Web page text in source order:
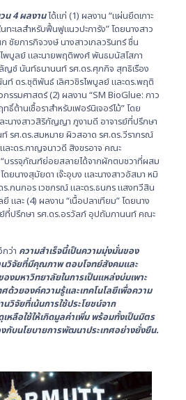
น 4 ผลงานได้แก่ (1) ผลงาน “แผ่นยึดเกาะ
ะเลสำหรับฟื้นฟูแนวปะการัง” โดยนางสาว
ยการกิจวงษ์ นางสาวเกลวรินทร์ ชื่น
พบูลย์ และนายพฤติพงศ์ พันธมนัสโสภา
ญช์ นันท์ธนานนท์ รศ.ดร.ศุภกิจ สุทธิเรือง
ท์ ดร.ชุติพันธ์ เลิศวชิรไพบูลย์ และดร.พฤติ
รมศาสตร์ (2) ผลงาน “SM BioGlue: กาว
ต้านเชื้อราสำหรับเฟอร์นิเจอร์ไม้” โดย
นางสาวสิริกัญญา ภูงามดี อาจารย์ที่ปรึกษา
รศ.ดร.สมหมาย ผิวสอาด รศ.ดร.วีราภรณ์
ละดร.กาญจนาวดี สิงขรอาจ คณะ
บรรจุภัณฑ์ย่อยสลายได้จากผักตบชวาที่ผสม
ยนางสุมัยดา เจ๊ะอุบง และนางสาวอัสมา หมิ
ร.กนกอร เวชกรณ์ และดร.ธนกร แสงทวีสิน
และ (4) ผลงาน “เนื้อปลาเทียม” โดยนาง
ที่ปรึกษา รศ.ดร.อรวัลภ์ อุปถัมภานนท์ คณะ
ว่า ความสำเร็จนี้เป็นความมุ่งมั่นของ
วิจัยที่มีคุณภาพ ตอบโจทย์สังคมและ
มหาวิทยาลัยในการเป็นแหล่งบ่มเพาะ
ด้วยองค์ความรู้และเทคโนโลยีเพื่อความ
วิจัยที่เน้นการใช้ประโยชน์จาก
หลือใช้ให้เกิดมูลค่าเพิ่ม พร้อมทั้งเป็นมิตร
บนโยบายการพัฒนาประเทศอย่างยั่งยืน.